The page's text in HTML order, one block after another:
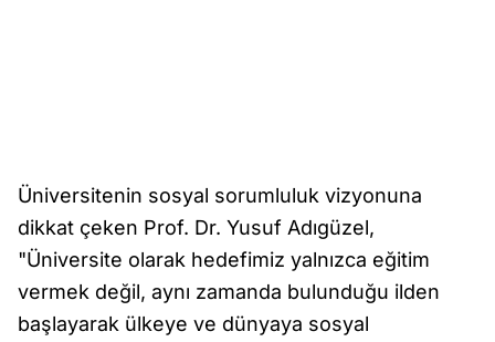
Üniversitenin sosyal sorumluluk vizyonuna
dikkat çeken Prof. Dr. Yusuf Adıgüzel,
"Üniversite olarak hedefimiz yalnızca eğitim
vermek değil, aynı zamanda bulunduğu ilden
başlayarak ülkeye ve dünyaya sosyal